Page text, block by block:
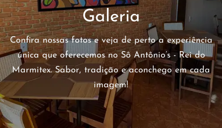
S
O
B
R
E
N
Ó
G
A
Galeria
Confira nossas fotos e veja de perto a experiência
única que oferecemos no Sô Antônio’s - Rei do
Marmitex. Sabor, tradição e aconchego em cada
imagem!